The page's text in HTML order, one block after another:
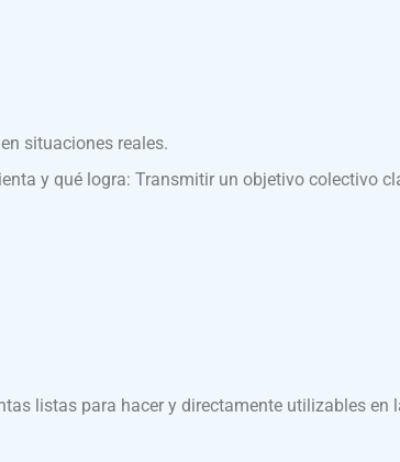
situaciones reales.
y qué logra: Transmitir un objetivo colectivo
listas para hacer y directamente utilizables en